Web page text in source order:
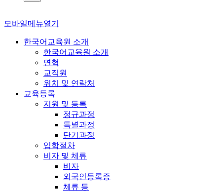
모바일메뉴열기
한국어교육원 소개
한국어교육원 소개
연혁
교직원
위치 및 연락처
교육등록
지원 및 등록
정규과정
특별과정
단기과정
입학절차
비자 및 체류
비자
외국인등록증
체류 등